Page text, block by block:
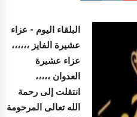
البلقاء اليوم - عزاء
عشيرة الفايز ،،،،،،
عزاء عشيرة
العدوان ،،،،،
انتقلت إلى رحمة
الله تعالى المرحومة